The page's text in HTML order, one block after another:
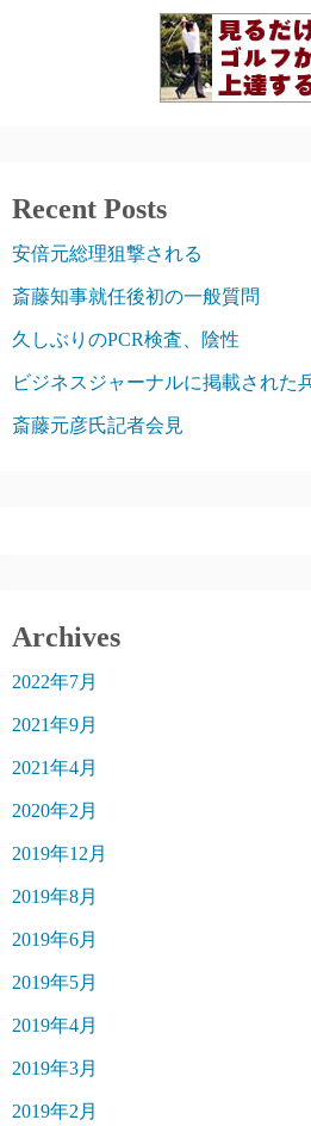
Recent Posts
安倍元総理狙撃される
斎藤知事就任後初の一般質問
久しぶりのPCR検査、陰性
ビジネスジャーナルに掲載された
斎藤元彦氏記者会見
Archives
2022年7月
2021年9月
2021年4月
2020年2月
2019年12月
2019年8月
2019年6月
2019年5月
2019年4月
2019年3月
2019年2月